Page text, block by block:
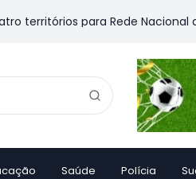
territórios para Rede Nacional de
Saúde Polícia